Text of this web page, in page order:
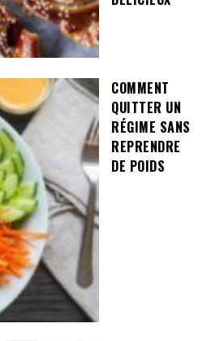
COMMENT
QUITTER UN
RÉGIME SANS
REPRENDRE
DE POIDS